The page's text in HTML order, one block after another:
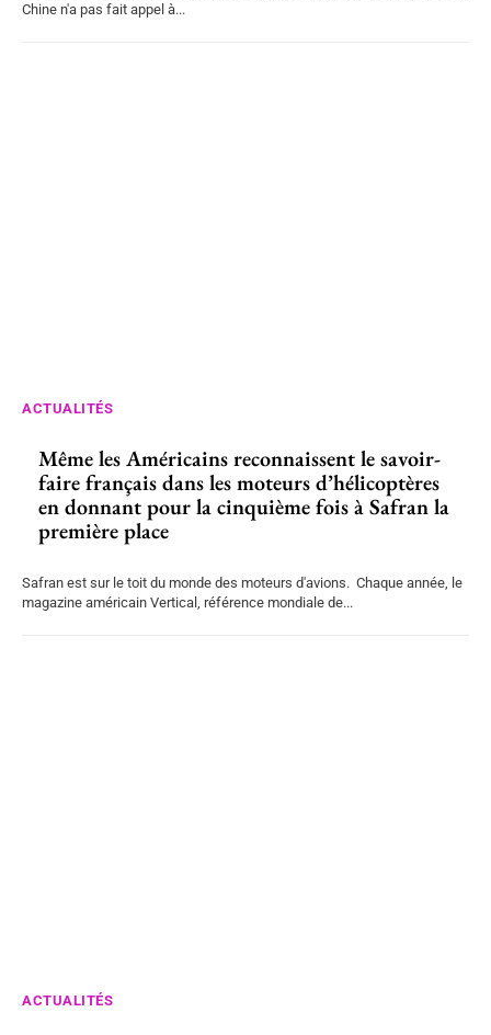
Chine n'a pas fait appel à...
ACTUALITÉS
Même les Américains reconnaissent le savoir-
faire français dans les moteurs d’hélicoptères
en donnant pour la cinquième fois à Safran la
première place
Safran est sur le toit du monde des moteurs d'avions. Chaque année, le
magazine américain Vertical, référence mondiale de...
ACTUALITÉS